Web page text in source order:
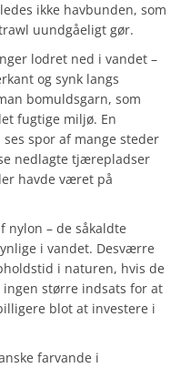
ikke havbunden, som
uundgåeligt gør.
lodret ned i vandet –
og synk langs
bomuldsgarn, som
fugtige miljø. En
spor af mange steder
nedlagte tjærepladser
havde været på
nylon – de såkaldte
i vandet. Desværre
i naturen, hvis de
større indsats for at
blot at investere i
farvande i